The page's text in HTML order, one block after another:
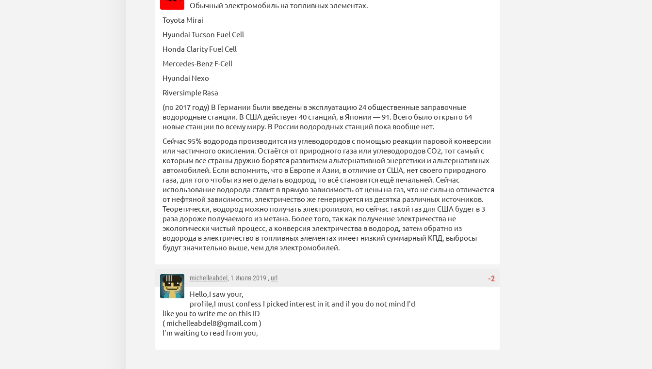
Обычный электромобиль на топливных элементах.
Toyota Mirai
Hyundai Tucson Fuel Cell
Honda Clarity Fuel Cell
Mercedes-Benz F-Cell
Hyundai Nexo
Riversimple Rasa
(по 2017 году) В Германии были введены в эксплуатацию 24 общественные заправочные
водородные станции. В США действует 40 станций, в Японии — 91. Всего было открыто 64
новые станции по всему миру. В России водородных станций пока вообще нет.
Сейчас 95% водорода производится из углеводородов с помощью реакции паровой конверсии
или частичного окисления. Остаётся от природного газа или углеводородов CO2, тот самый с
которым все страны дружно борятся развитием альтернативной энергетики и альтернативных
автомобилей. Если вспомнить, что в Европе и Азии, в отличие от США, нет своего природного
газа, для того чтобы из него делать водород, то всё становится ещё печальней. Сейчас
использование водорода ставит в прямую зависимость от цены на газ, что не сильно отличается
от нефтяной зависимости, электричество же генерируется из десятка различных источников.
Теоретически, водород можно получать электролизом, но сейчас такой газ для США будет в 3
раза дороже получаемого из метана. Более того, так как получение электричества не
экологически чистый процесс, а конверсия электричества в водород, затем обратно из
водорода в электричество в топливных элементах имеет низкий суммарный КПД, выбросы
будут значительно выше, чем для электромобилей.
-2
michelleabdel , 1 Июля 2019 , url
Hello,I saw your,
profile,I must confess I picked interest in it and if you do not mind I'd
like you to write me on this ID
( michelleabdel8@gmail.com )
I'm waiting to read from you,